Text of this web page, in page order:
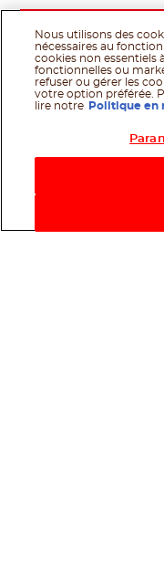
Nous utilisons des
nécessaires au
cookies non essentiels
fonctionnelles ou
refuser ou gérer les
votre option préférée.
lire notre
Politique en